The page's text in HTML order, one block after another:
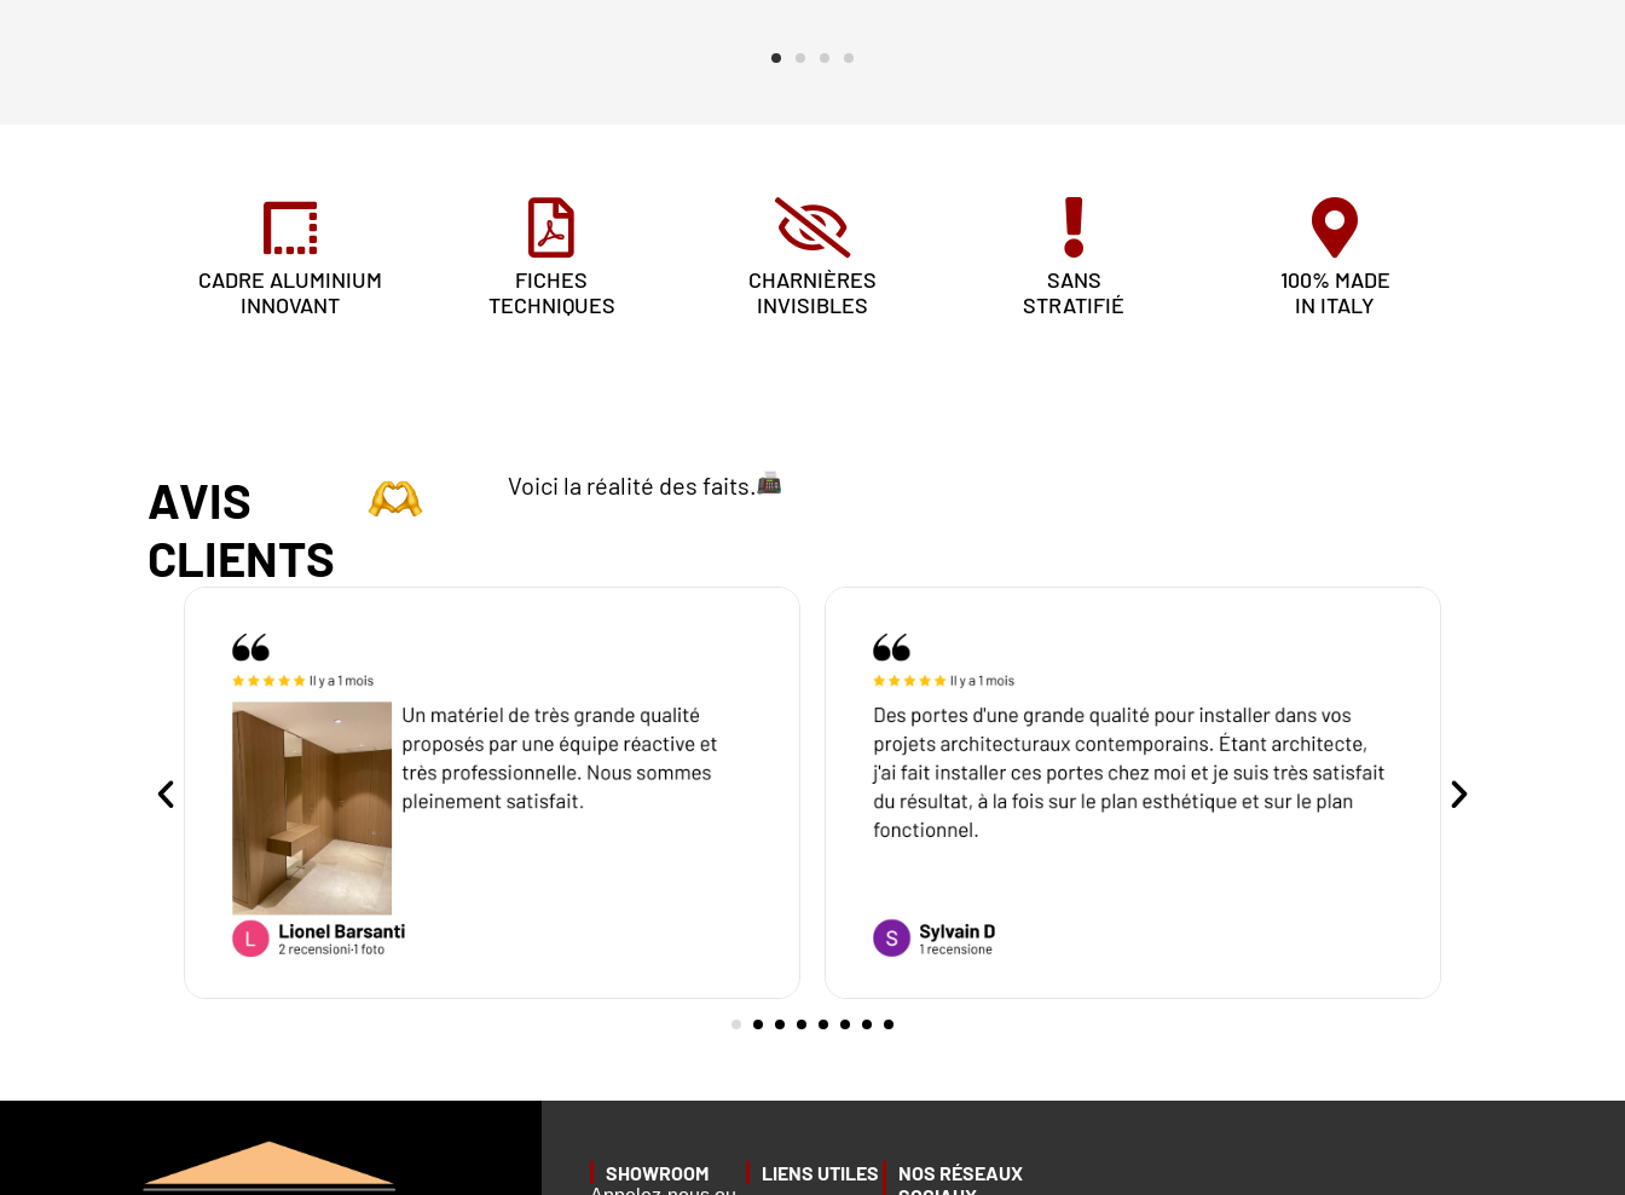
CADRE ALUMINIUM
INNOVANT
FICHES
TECHNIQUES
CHARNIÈRES
INVISIBLES
SANS
STRATIFIÉ
100% MADE
IN ITALY
AVIS
CLIENTS
Voici la réalité des faits.
SHOWROOM
LIENS UTILES
NOS RÉSEAUX